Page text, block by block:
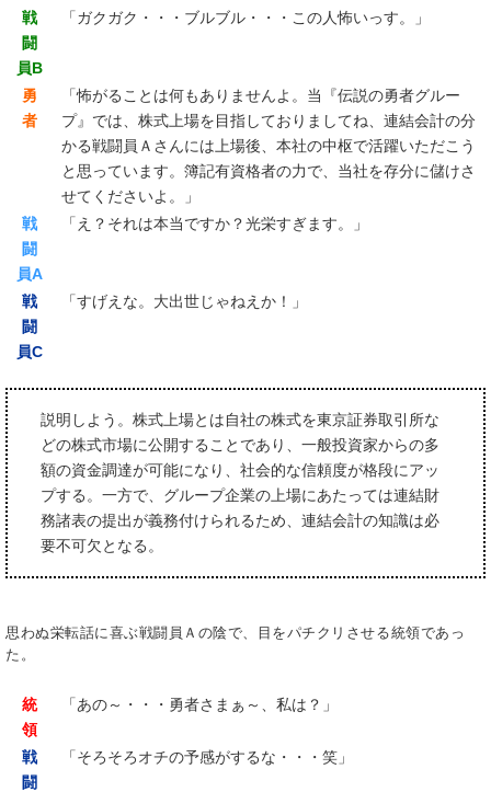
戦
闘
員B
「ガクガク・・・ブルブル・・・この人怖いっす。」
勇
者
「怖がることは何もありませんよ。当『伝説の勇者グルー
プ』では、株式上場を目指しておりましてね、連結会計の分
かる戦闘員Ａさんには上場後、本社の中枢で活躍いただこう
と思っています。簿記有資格者の力で、当社を存分に儲けさ
せてくださいよ。」
戦
闘
員A
「え？それは本当ですか？光栄すぎます。」
戦
闘
員C
「すげえな。大出世じゃねえか！」
説明しよう。株式上場とは自社の株式を東京証券取引所な
どの株式市場に公開することであり、一般投資家からの多
額の資金調達が可能になり、社会的な信頼度が格段にアッ
プする。一方で、グループ企業の上場にあたっては連結財
務諸表の提出が義務付けられるため、連結会計の知識は必
要不可欠となる。
思わぬ栄転話に喜ぶ戦闘員Ａの陰で、目をパチクリさせる統領であっ
た。
統
領
「あの～・・・勇者さまぁ～、私は？」
戦
闘
「そろそろオチの予感がするな・・・笑」